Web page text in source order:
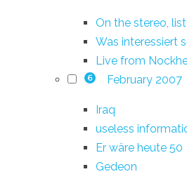
On the stereo,
Was interessiert
Live from
6 February 2007
Iraq
useless
Er wäre heute 50
Gedeon